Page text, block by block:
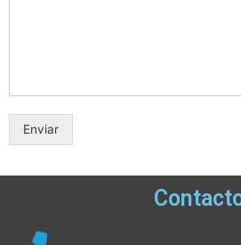
Enviar